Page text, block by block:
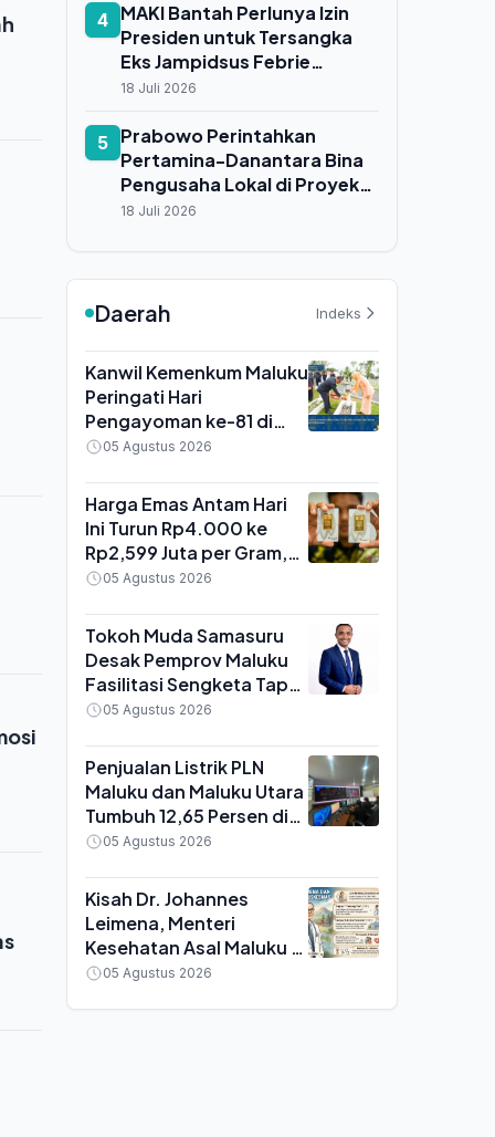
4 MAKI Bantah Perlunya Izin
Presiden untuk Tersangka
Eks Jampidsus Febrie
Adriansyah, Ini Dasar
18 Juli 2026
5 Prabowo Perintahkan
Pertamina-Danantara Bina
Pengusaha Lokal di Proyek
LNG Masela: "Harus Ada
18 Juli 2026
Daerah Indeks
Kanwil Kemenkum Maluku
Peringati Hari
Pengayoman ke-81 di
TMP Kapahaha Ambon,
Pengabdian Aparatur
05 Agustus 2026
Harga Emas Antam Hari
Ini Turun Rp4.000 ke
Rp2,599 Juta per Gram,
Buyback Ikut Melemah
05 Agustus 2026
Tokoh Muda Samasuru
Desak Pemprov Maluku
Fasilitasi Sengketa Tapal
Batas Malteng-SBB,
05 Agustus 2026
Penjualan Listrik PLN
Maluku dan Maluku Utara
Tumbuh 12,65 Persen di
Semester I 2026, Tembus
05 Agustus 2026
Kisah Dr. Johannes
Leimena, Menteri
Kesehatan Asal Maluku di
Balik Lahirnya Ribuan
05 Agustus 2026